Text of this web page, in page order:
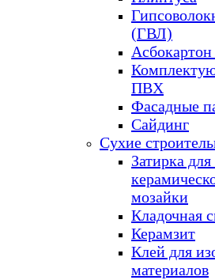
(ГВЛ)
ПВХ
Фасадные
Сайдинг
Сухие
Затирка
мозайки
Кладочная
Керамзит
Клей для
материалов